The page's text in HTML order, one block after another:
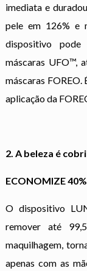
imediata e
pele em 126% e
dispositivo
máscaras UFO™,
máscaras
aplicação da
2. A beleza é
ECONOMIZE 40%
O dispositivo
remover até
maquilhagem,
apenas com as